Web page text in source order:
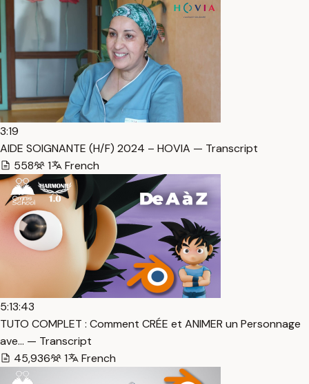
3:19
AIDE SOIGNANTE (H/F) 2024 – HOVIA — Transcript
558
1 French
5:13:43
TUTO COMPLET : Comment CRÉE et ANIMER un Personnage
ave… — Transcript
45,936
1 French